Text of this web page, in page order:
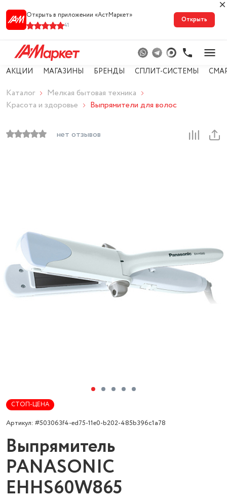
Открыть в приложении «АстМарке‪т‬»
41
Открыть
АКЦИИ МАГАЗИНЫ БРЕНДЫ СПЛИТ-СИСТЕМЫ
Каталог
Мелкая бытовая техника
Красота и здоровье
Выпрямители для волос
нет отзывов
СТОП-ЦЕНА
Артикул: #503063f4-ed75-11e0-b202-485b396c1a78
Выпрямитель
PANASONIC
EHHS60W865